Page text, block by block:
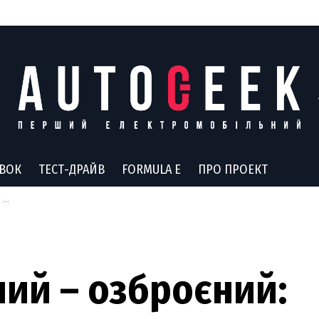
ТЕСТ-ДРАЙВ FORMULA E ПРО ПРОЕКТ
– озброєний: